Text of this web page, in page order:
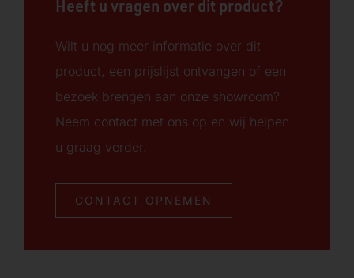
Heeft u vragen over dit product?
Wilt u nog meer informatie over dit
product, een prijslijst ontvangen of een
bezoek brengen aan onze showroom?
Neem contact met ons op en wij helpen
u graag verder.
CONTACT OPNEMEN